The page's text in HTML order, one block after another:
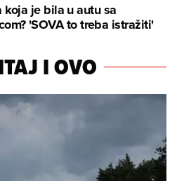
je bila u autu sa
'SOVA to treba istražiti'
I OVO